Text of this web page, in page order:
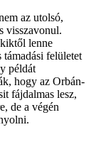
az utolsó,
visszavonul.
lenne
támadási felületet
példát
hogy az Orbán-
fájdalmas lesz,
de a végén